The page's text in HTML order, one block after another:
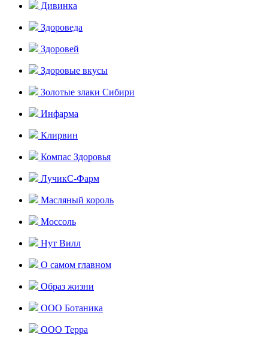
Дивинка
Здороведа
Здоровей
Здоровые вкусы
Золотые злаки Сибири
Инфарма
Клирвин
Компас Здоровья
ЛучикС-Фарм
Масляный король
Моссоль
Нут Вилл
О самом главном
Образ жизни
ООО Ботаника
ООО Терра